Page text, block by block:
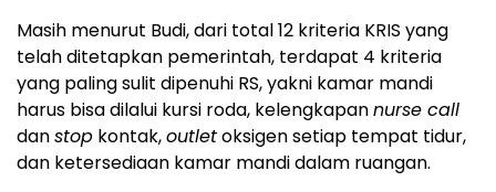
Masih menurut Budi, dari total 12 kriteria KRIS yang
telah ditetapkan pemerintah, terdapat 4 kriteria
yang paling sulit dipenuhi RS, yakni kamar mandi
harus bisa dilalui kursi roda, kelengkapannurse call
danstop kontak,outletoksigen setiap tempat tidur,
dan ketersediaan kamar mandi dalam ruangan.